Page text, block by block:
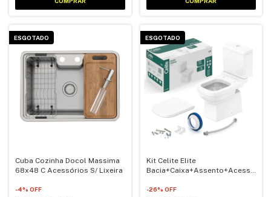
ESGOTADO
Cuba Cozinha Docol Massima
68x48 C Acessórios S/ Lixeira
-4% OFF
ESGOTADO
Kit Celite Elite
Bacia+Caixa+Assento+Acessorios
-26% OFF